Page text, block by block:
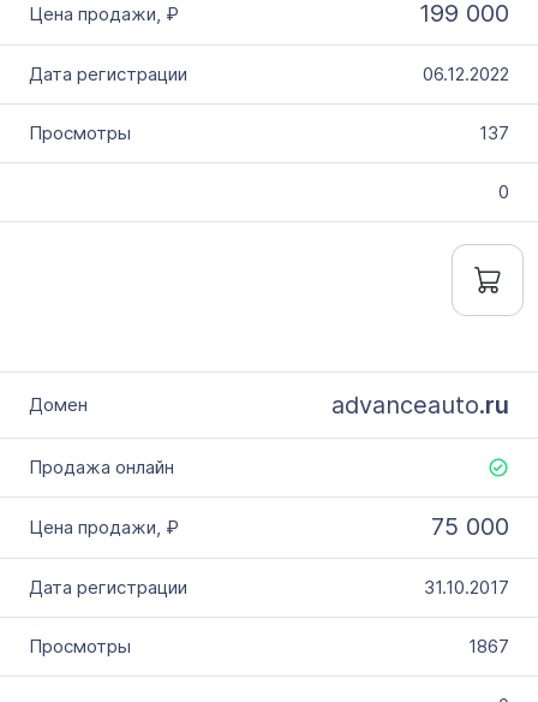
199 000
06.12.2022
137
0
advanceauto.ru
75 000
31.10.2017
1867